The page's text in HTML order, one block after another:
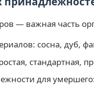
— важная часть
сосна, дуб,
стандартная,
для